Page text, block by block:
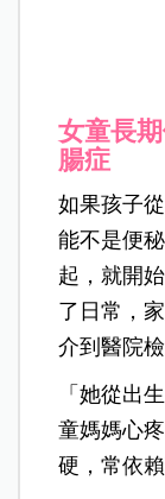
女童長
腸症
如果孩子
能不是便
起，就開
了日常，
介到醫院
「她從出
童媽媽心
硬，常依